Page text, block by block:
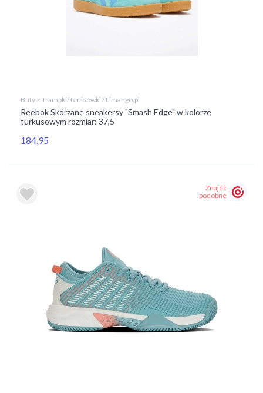
Buty > Trampki/ tenisówki / Limango.pl
Reebok Skórzane sneakersy "Smash Edge" w kolorze
turkusowym rozmiar: 37,5
184,95
Znajdź
podobne